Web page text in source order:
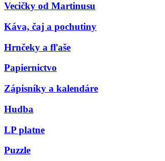
Vecičky od Martinusu
Káva, čaj a pochutiny
Hrnčeky a fľaše
Papiernictvo
Zápisníky a kalendáre
Hudba
LP platne
Puzzle